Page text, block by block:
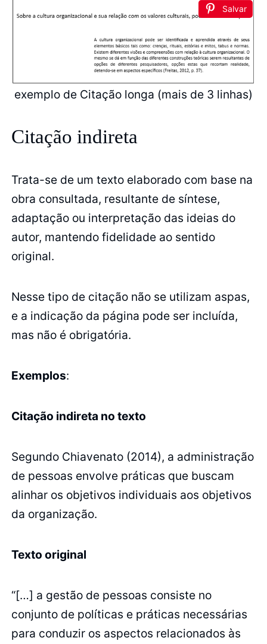
Salvar
exemplo de Citação longa (mais de 3 linhas)
Citação indireta
Trata-se de um texto elaborado com base na
obra consultada, resultante de síntese,
adaptação ou interpretação das ideias do
autor, mantendo fidelidade ao sentido
original.
Nesse tipo de citação não se utilizam aspas,
e a indicação da página pode ser incluída,
mas não é obrigatória.
Exemplos:
Citação indireta no texto
Segundo Chiavenato (2014), a administração
de pessoas envolve práticas que buscam
alinhar os objetivos individuais aos objetivos
da organização.
Texto original
“[…] a gestão de pessoas consiste no
conjunto de políticas e práticas necessárias
para conduzir os aspectos relacionados às